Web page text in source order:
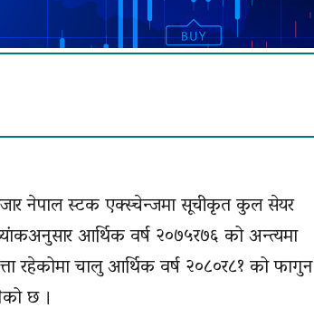
नेपाल स्टक एक्स्चेन्जमा सूचीकृत कुल सेयर
आर्थिक वर्ष २०७५र७६ को अन्त्यमा
रहेकोमा चालु आर्थिक वर्ष २०८०र८१ को फागुन
छ ।